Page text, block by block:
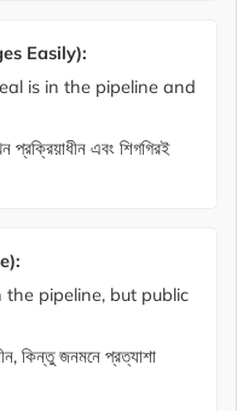
Easily):
is in the pipeline and
প্রক্রিয়াধীন এবং শিগগিরই
the pipeline, but public
কিন্তু জনমনে প্রত্যাশা